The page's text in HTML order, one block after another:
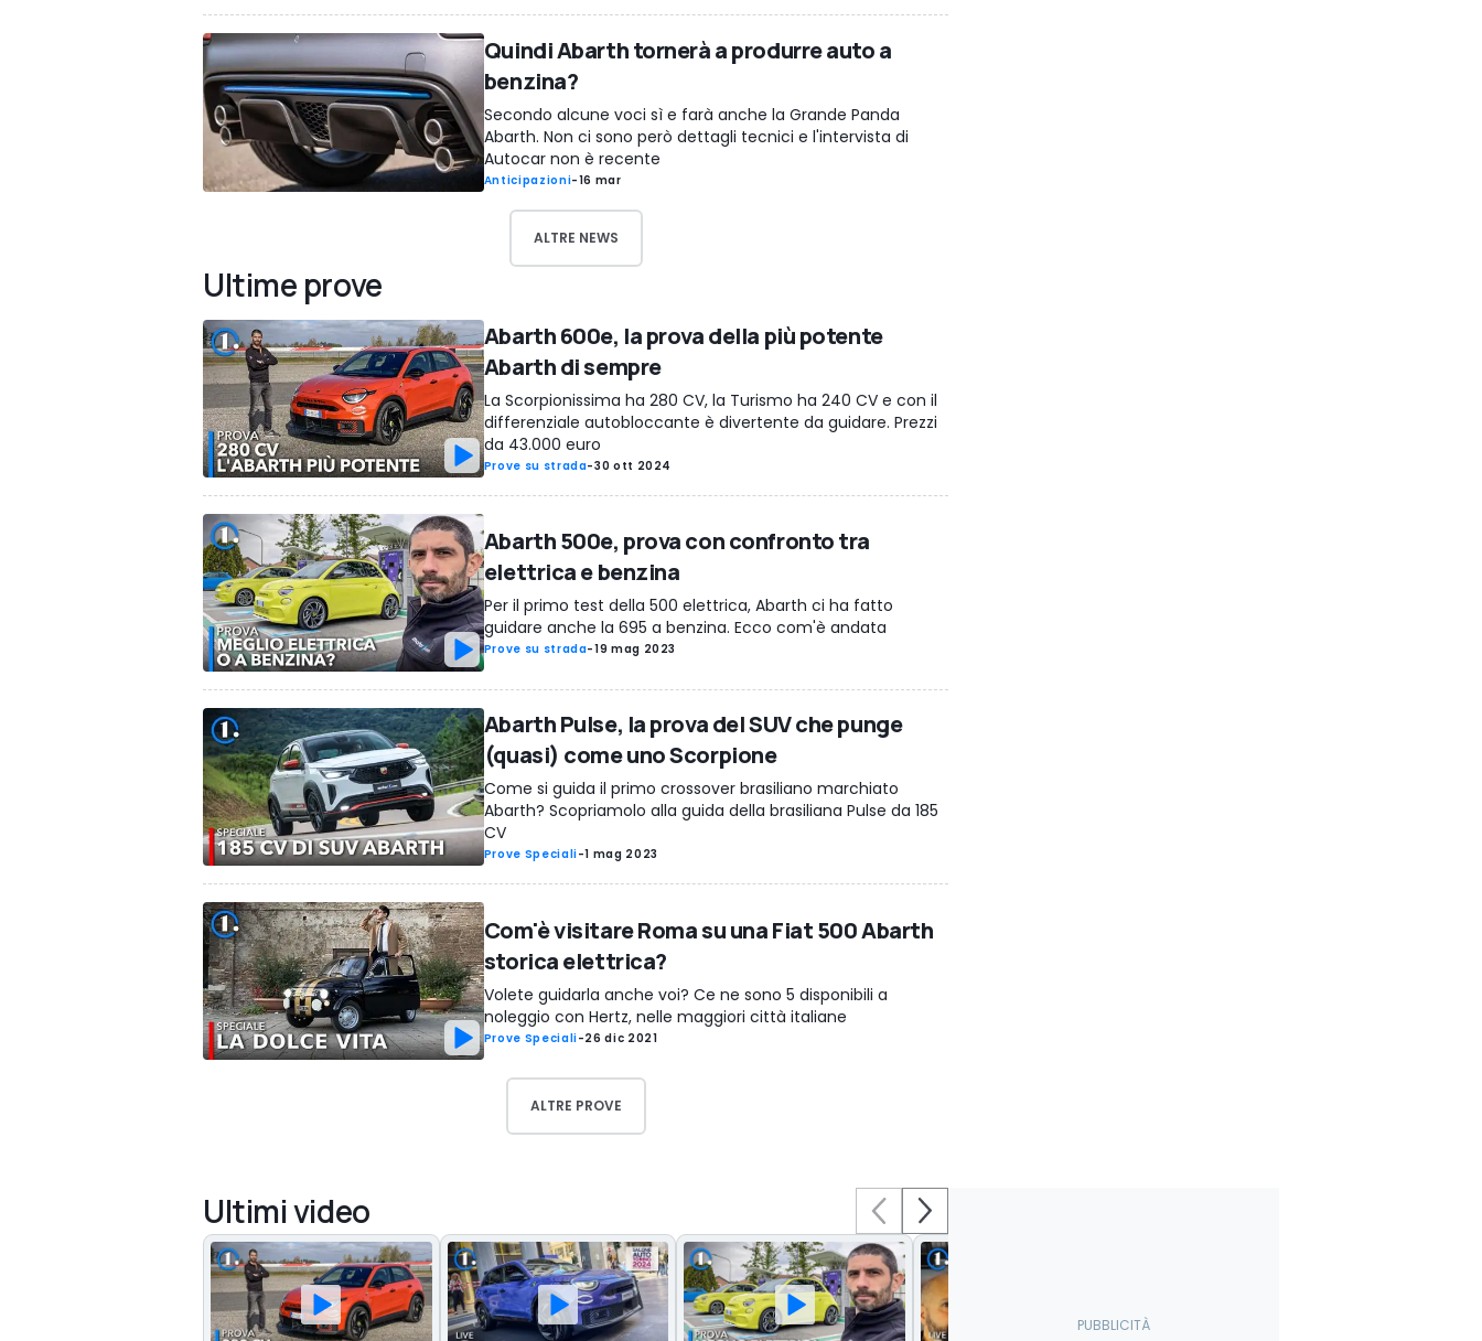
Quindi Abarth tornerà a produrre auto a
benzina?
Secondo alcune voci sì e farà anche la Grande Panda
Abarth. Non ci sono però dettagli tecnici e l'intervista di
Autocar non è recente
Anticipazioni-16 mar
ALTRE NEWS
Ultime prove
Abarth 600e, la prova della più potente
Abarth di sempre
La Scorpionissima ha 280 CV, la Turismo ha 240 CV e con il
differenziale autobloccante è divertente da guidare. Prezzi
da 43.000 euro
Prove su strada-30 ott 2024
Abarth 500e, prova con confronto tra
elettrica e benzina
Per il primo test della 500 elettrica, Abarth ci ha fatto
guidare anche la 695 a benzina. Ecco com'è andata
Prove su strada-19 mag 2023
Abarth Pulse, la prova del SUV che punge
(quasi) come uno Scorpione
Come si guida il primo crossover brasiliano marchiato
Abarth? Scopriamolo alla guida della brasiliana Pulse da 185
CV
Prove Speciali-1 mag 2023
Com'è visitare Roma su una Fiat 500 Abarth
storica elettrica?
Volete guidarla anche voi? Ce ne sono 5 disponibili a
noleggio con Hertz, nelle maggiori città italiane
Prove Speciali-26 dic 2021
ALTRE PROVE
Ultimi video